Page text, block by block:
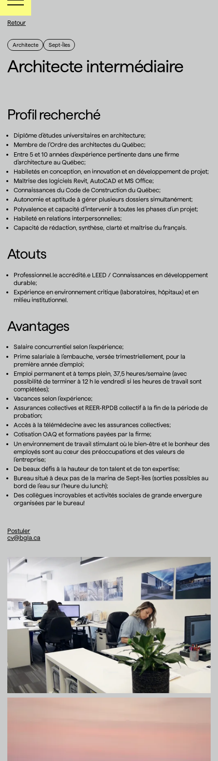
Retour
Retour
Architecte Sept-Îles
Architecte intermédiaire
Profil recherché
Diplôme d’études universitaires en architecture;
Membre de l’Ordre des architectes du Québec;
Entre 5 et 10 années d’expérience pertinente dans une firme
d’architecture au Québec;
Habiletés en conception, en innovation et en développement de projet;
Maîtrise des logiciels Revit, AutoCAD et MS Office;
Connaissances du Code de Construction du Québec;
Autonomie et aptitude à gérer plusieurs dossiers simultanément;
Polyvalence et capacité d’intervenir à toutes les phases d’un projet;
Habileté en relations interpersonnelles;
Capacité de rédaction, synthèse, clarté et maîtrise du français.
Atouts
Professionnel.le accrédité.e LEED / Connaissances en développement
durable;
Expérience en environnement critique (laboratoires, hôpitaux) et en
milieu institutionnel.
Avantages
Salaire concurrentiel selon l’expérience;
Prime salariale à l’embauche, versée trimestriellement, pour la
première année d’emploi;
Emploi permanent et à temps plein, 37,5 heures/semaine (avec
possibilité de terminer à 12 h le vendredi si les heures de travail sont
complétées);
Vacances selon l’expérience;
Assurances collectives et REER-RPDB collectif à la fin de la période de
probation;
Accès à la télémédecine avec les assurances collectives;
Cotisation OAQ et formations payées par la firme;
Un environnement de travail stimulant où le bien-être et le bonheur des
employés sont au cœur des préoccupations et des valeurs de
l’entreprise;
De beaux défis à la hauteur de ton talent et de ton expertise;
Bureau situé à deux pas de la marina de Sept-Îles (sorties possibles au
bord de l’eau sur l’heure du lunch);
Des collègues incroyables et activités sociales de grande envergure
organisées par le bureau!
Postuler
Postuler
cv@bgla.ca